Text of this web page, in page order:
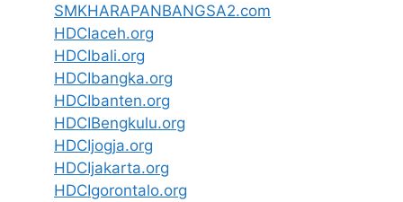
SMKHARAPANBANGSA2.com
HDCIaceh.org
HDCIbali.org
HDCIbangka.org
HDCIbanten.org
HDCIBengkulu.org
HDCIjogja.org
HDCIjakarta.org
HDCIgorontalo.org